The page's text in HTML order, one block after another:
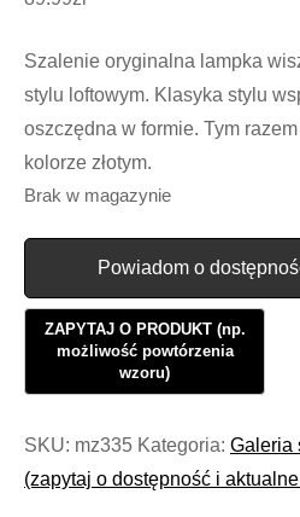
Szalenie oryginalna lampka
stylu loftowym. Klasyka stylu
oszczędna w formie. Tym
kolorze złotym.
Brak w magazynie
Powiadom o
SKU: mz335 Kategoria: Galeria
(zapytaj o dostępność i